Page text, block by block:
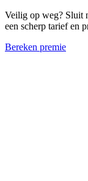
Veilig op weg? Sluit
een scherp tarief en
Bereken premie